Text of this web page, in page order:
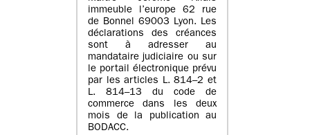
immeuble l’europe 62 rue
de Bonnel 69003 Lyon. Les
déclarations des créances
sont à adresser au
mandataire judiciaire ou sur
le portail électronique prévu
par les articles L. 814–2 et
L. 814–13 du code de
commerce dans les deux
mois de la publication au
BODACC.